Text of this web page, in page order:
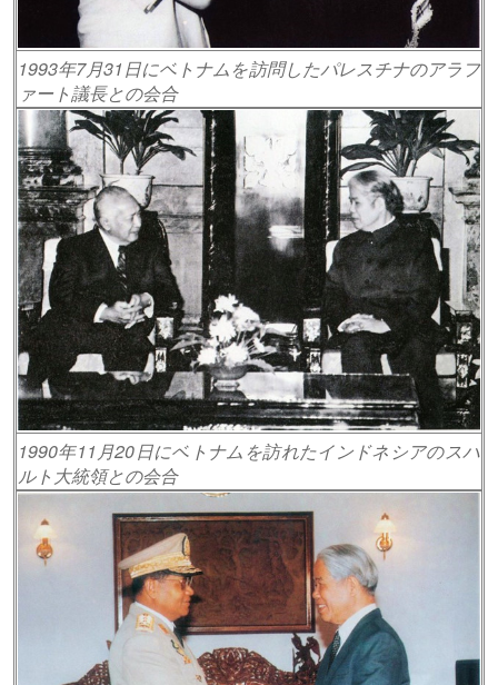
1993年7月31日にベトナムを訪問したパレスチナのアラフ
ァート議長との会合
1990年11月20日にベトナムを訪れたインドネシアのスハ
ルト大統領との会合